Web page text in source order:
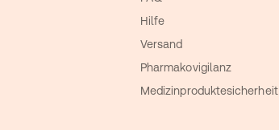
Hilfe
Versand
Pharmakovigilanz
Medizinproduktesicherheit